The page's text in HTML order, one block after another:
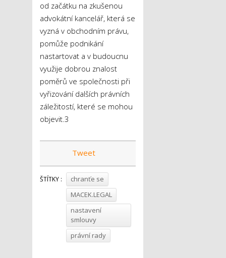
od začátku na zkušenou
advokátní kancelář, která se
vyzná v obchodním právu,
pomůže podnikání
nastartovat a v budoucnu
využije dobrou znalost
poměrů ve společnosti při
vyřizování dalších právních
záležitostí, které se mohou
objevit.3
Tweet
ŠTÍTKY :
chranťe se
MACEK.LEGAL
nastavení
smlouvy
právní rady